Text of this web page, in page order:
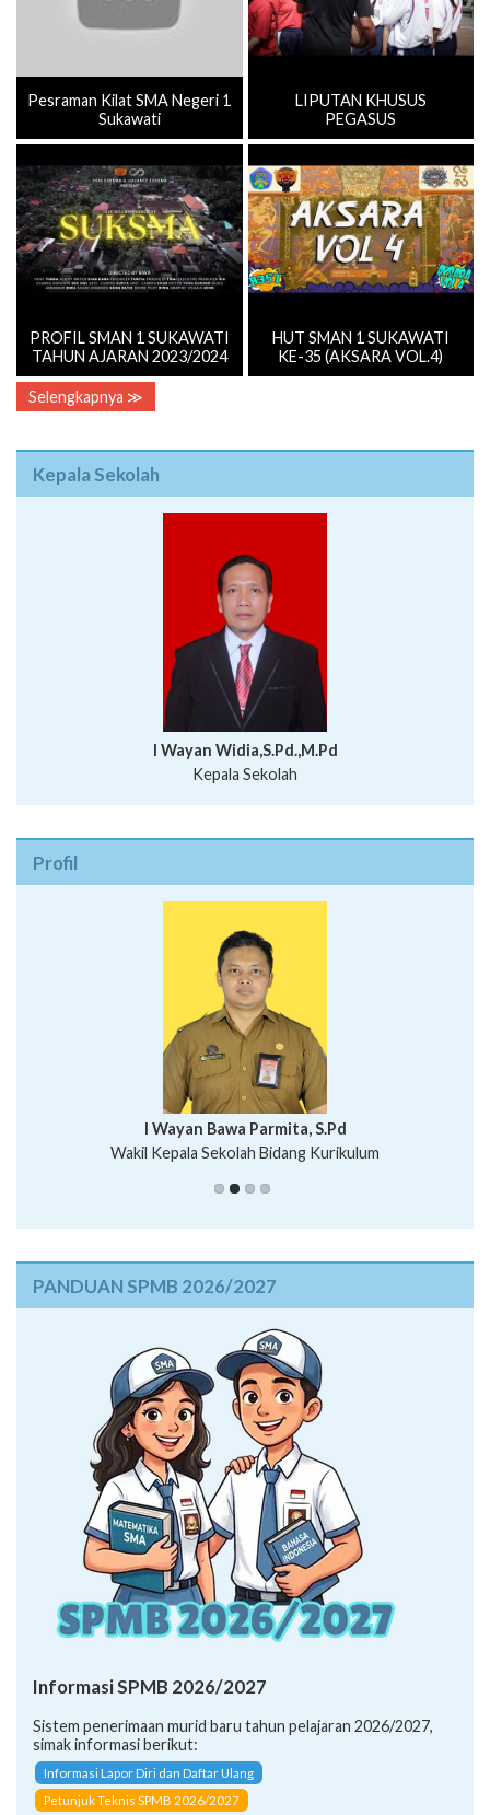
Pesraman Kilat SMA Negeri 1
Sukawati
LIPUTAN KHUSUS
PEGASUS
PROFIL SMAN 1 SUKAWATI
TAHUN AJARAN 2023/2024
HUT SMAN 1 SUKAWATI
KE-35 (AKSARA VOL.4)
Selengkapnya ≫
Kepala Sekolah
I Wayan Widia,S.Pd.,M.Pd
Kepala Sekolah
Profil
Putu Suhartana, S.Pd.
I Wayan Bawa Parmita, S.Pd
Wakil Kepala Sekolah Bidang Kurikulum
I Wayan Gede Aditya Pratita, S.Pd., M.Sn
Ni Wayan Nopi Sutantri, S.Pd.
PANDUAN SPMB 2026/2027
Informasi SPMB 2026/2027
Sistem penerimaan murid baru tahun pelajaran 2026/2027,
simak informasi berikut:
Informasi Lapor Diri dan Daftar Ulang
Petunjuk Teknis SPMB 2026/2027